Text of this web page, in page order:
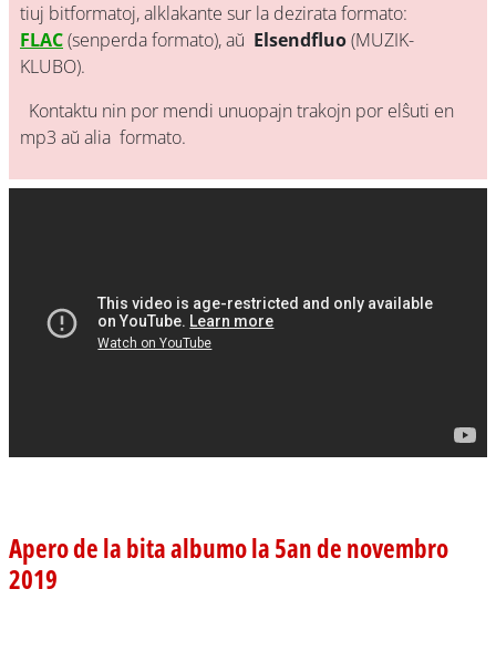
tiuj bitformatoj, alklakante sur la dezirata formato:
FLAC(senperda formato), aŭ Elsendfluo(MUZIK-
KLUBO).
Kontaktu nin por mendi unuopajn trakojn por elŝuti en
mp3 aŭ alia formato.
Apero de la bita albumo la 5an de novembro
2019